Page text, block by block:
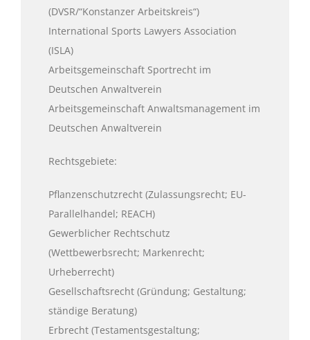
(DVSR/“Konstanzer Arbeitskreis“)
International Sports Lawyers Association
(ISLA)
Arbeitsgemeinschaft Sportrecht im
Deutschen Anwaltverein
Arbeitsgemeinschaft Anwaltsmanagement im
Deutschen Anwaltverein
Rechtsgebiete:
Pflanzenschutzrecht (Zulassungsrecht; EU-
Parallelhandel; REACH)
Gewerblicher Rechtschutz
(Wettbewerbsrecht; Markenrecht;
Urheberrecht)
Gesellschaftsrecht (Gründung; Gestaltung;
ständige Beratung)
Erbrecht (Testamentsgestaltung;